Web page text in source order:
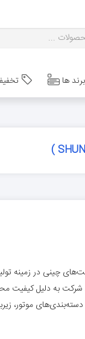
برند ها
به دلیل کیفیت
دسته‌بندی‌های